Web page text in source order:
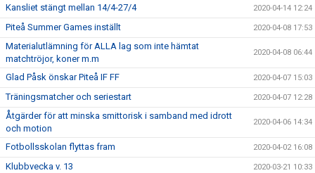
Kansliet stängt mellan 14/4-27/4 2020-04-14 12:24
Piteå Summer Games inställt 2020-04-08 17:53
Materialutlämning för ALLA lag som inte hämtat
matchtröjor, koner m.m
2020-04-08 06:44
Glad Påsk önskar Piteå IF FF 2020-04-07 15:03
Träningsmatcher och seriestart 2020-04-07 12:28
Åtgärder för att minska smittorisk i samband med idrott
och motion
2020-04-06 14:34
Fotbollsskolan flyttas fram 2020-04-02 16:08
Klubbvecka v. 13 2020-03-21 10:33